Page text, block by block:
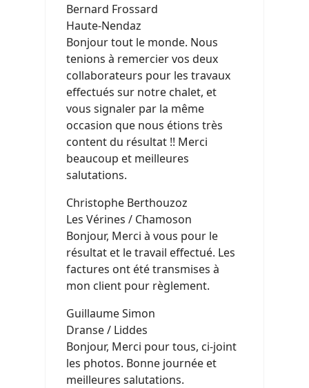
Bernard Frossard
Haute-Nendaz
Bonjour tout le monde. Nous
tenions à remercier vos deux
collaborateurs pour les travaux
effectués sur notre chalet, et
vous signaler par la même
occasion que nous étions très
content du résultat !! Merci
beaucoup et meilleures
salutations.
Christophe Berthouzoz
Les Vérines / Chamoson
Bonjour, Merci à vous pour le
résultat et le travail effectué. Les
factures ont été transmises à
mon client pour règlement.
Guillaume Simon
Dranse / Liddes
Bonjour, Merci pour tous, ci-joint
les photos. Bonne journée et
meilleures salutations.